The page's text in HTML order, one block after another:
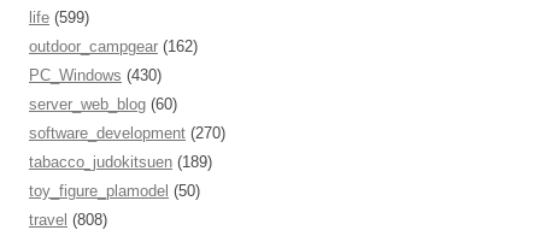
life (599)
outdoor_campgear (162)
PC_Windows (430)
server_web_blog (60)
software_development (270)
tabacco_judokitsuen (189)
toy_figure_plamodel (50)
travel (808)